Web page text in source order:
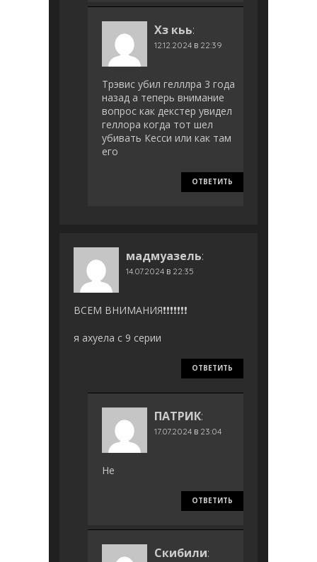
Хз кьь:
12.12.2024 в 22:39
Трэвис убил гелллра 3 года
назад а теперь внимание
вопрос как декстер увидел
геллора когда тот шел
убивать Кесси или как там
его
ОТВЕТИТЬ
мадмуазель:
14.07.2024 в 22:35
ВСЕМ ВНИМАНИЯ❗️❗️❗️❗️❗️❗️❗️
я ахуела с 9 серии
ОТВЕТИТЬ
ПАТРИК:
17.07.2024 в 23:04
Не
ОТВЕТИТЬ
Скибили: